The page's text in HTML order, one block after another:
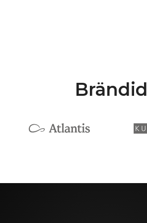
Brändid